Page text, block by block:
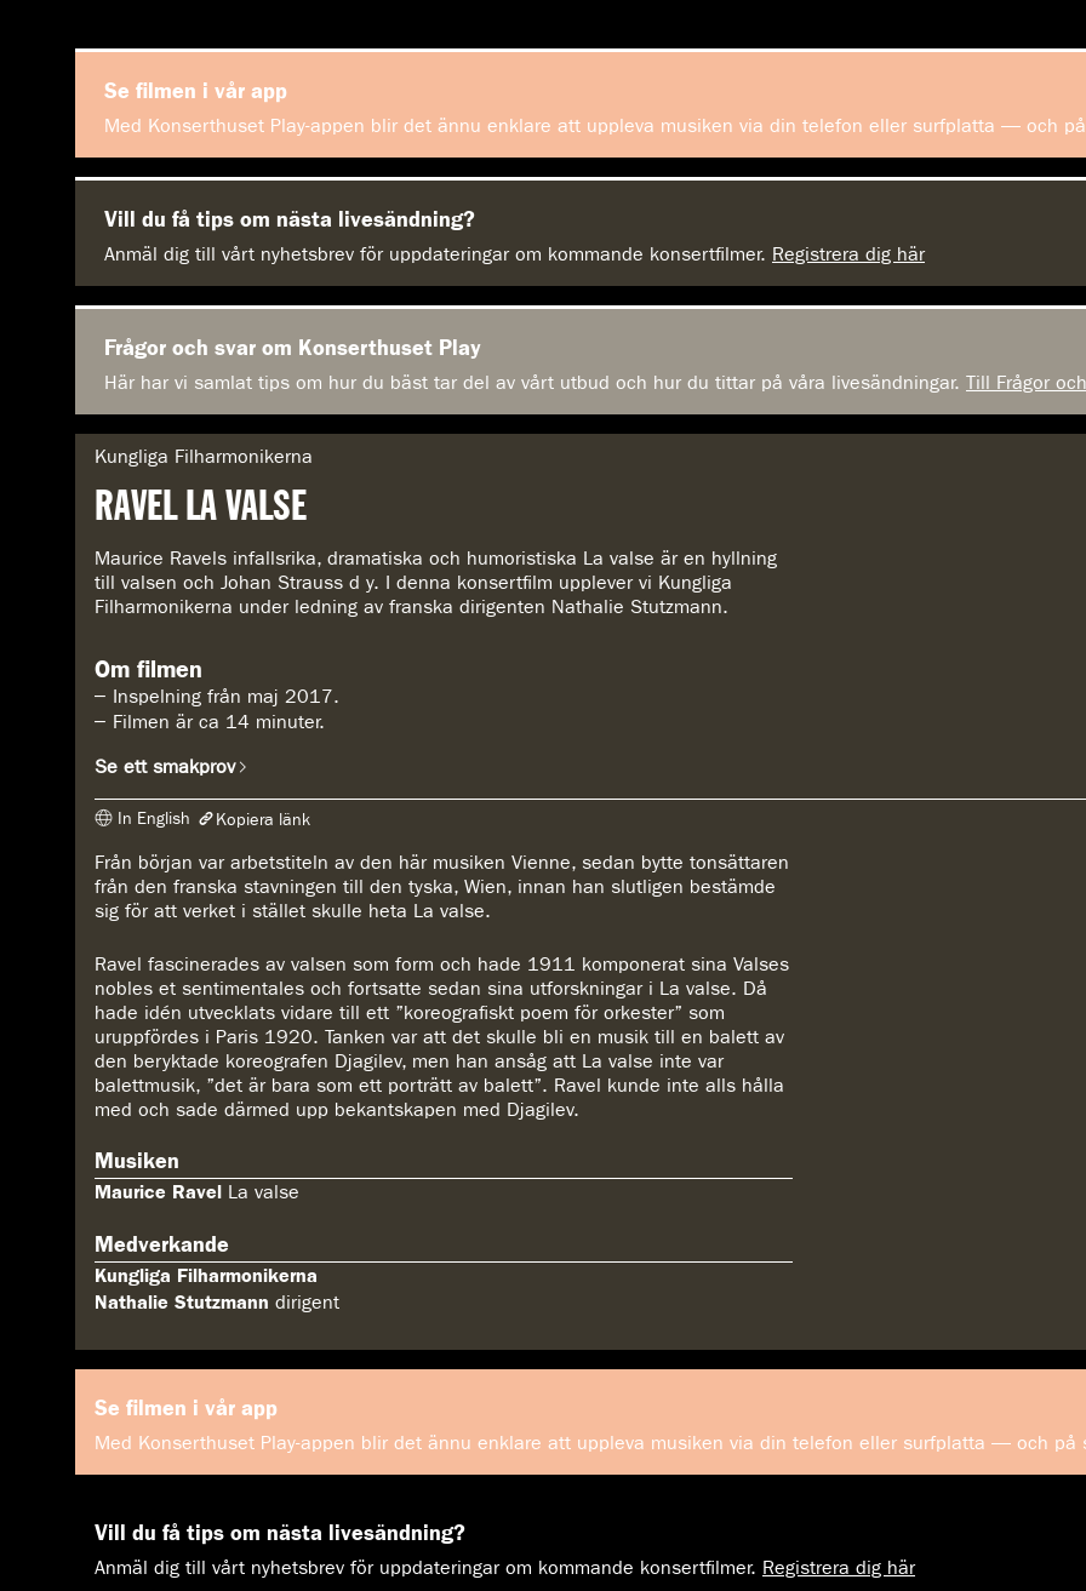
Se filmen i vår app
Med Konserthuset Play-appen blir det ännu enklare att uppleva musiken via din telefon eller surfplatta — och
Vill du få tips om nästa livesändning?
Anmäl dig till vårt nyhetsbrev för uppdateringar om kommande konsertfilmer. Registrera dig här
Frågor och svar om Konserthuset Play
Här har vi samlat tips om hur du bäst tar del av vårt utbud och hur du tittar på våra livesändningar. Till Frågor
G
n
r
e
:
Kungliga Filharmonikerna
RAVEL LA VALSE
Maurice Ravels infallsrika, dramatiska och humoristiska La valse är en hyllning
till valsen och Johan Strauss d y. I denna konsertfilm upplever vi Kungliga
Filharmonikerna under ledning av franska dirigenten Nathalie Stutzmann.
Om filmen
Inspelning från maj 2017.
Filmen är ca 14 minuter.
Se ett smakprov
In English Kopiera länk
Länken har kopierats
https://www.konserthuset.se/play/ravel-la-valse/
Från början var arbetstiteln av den här musiken Vienne, sedan bytte tonsättaren
från den franska stavningen till den tyska, Wien, innan han slutligen bestämde
sig för att verket i stället skulle heta La valse.
Ravel fascinerades av valsen som form och hade 1911 komponerat sina Valses
nobles et sentimentales och fortsatte sedan sina utforskningar i La valse. Då
hade idén utvecklats vidare till ett ”koreografiskt poem för orkester” som
uruppfördes i Paris 1920. Tanken var att det skulle bli en musik till en balett av
den beryktade koreografen Djagilev, men han ansåg att La valse inte var
balettmusik, ”det är bara som ett porträtt av balett”. Ravel kunde inte alls hålla
med och sade därmed upp bekantskapen med Djagilev.
Musiken
Maurice Ravel La valse
Medverkande
Kungliga Filharmonikerna
Nathalie Stutzmann dirigent
Se filmen i vår app
Med Konserthuset Play-appen blir det ännu enklare att uppleva musiken via din telefon eller surfplatta — och på
Vill du få tips om nästa livesändning?
Anmäl dig till vårt nyhetsbrev för uppdateringar om kommande konsertfilmer. Registrera dig här